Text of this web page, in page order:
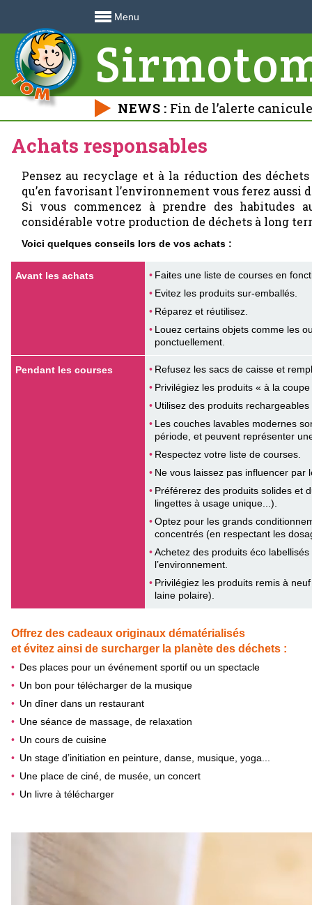
Menu
NEWS : Fin de l’alerte
déchetteries 🍃
Achats responsables
Pensez au recyclage et à la réduction des
qu’en favorisant l’environnement vous ferez aussi
Si vous commencez à prendre des habitudes
considérable votre production de déchets à long
Voici quelques conseils lors de vos achats :
Avant les achats
Faites une liste de courses en
Evitez les produits sur-emballés.
Réparez et réutilisez.
Louez certains objets comme les
ponctuellement.
Pendant les courses
Refusez les sacs de caisse et
Privilégiez les produits « à la
Utilisez des produits
Les couches lavables modernes
période, et peuvent représenter
Respectez votre liste de courses.
Ne vous laissez pas influencer par
Préférerez des produits solides et
lingettes à usage unique...).
Optez pour les grands
concentrés (en respectant les
Achetez des produits éco
l’environnement.
Privilégiez les produits remis à
laine polaire).
Offrez des cadeaux originaux dématérialisés
et évitez ainsi de surcharger la planète des déchets :
Des places pour un événement sportif ou un spectacle
Un bon pour télécharger de la musique
Un dîner dans un restaurant
Une séance de massage, de relaxation
Un cours de cuisine
Un stage d’initiation en peinture, danse, musique, yoga...
Une place de ciné, de musée, un concert
Un livre à télécharger